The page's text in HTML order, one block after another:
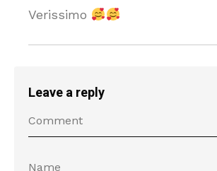
Verissimo
Leave a reply